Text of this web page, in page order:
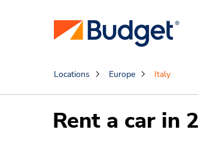
Locations Europe Italy
Rent a car in